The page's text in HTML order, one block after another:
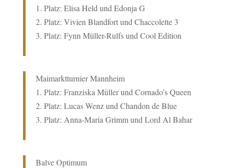
1. Platz: Elisa Held und Edonja G
2. Platz: Vivien Blandfort und Chaccolette 3
3. Platz: Fynn Müller-Rulfs und Cool Edition
Maimarktturnier Mannheim
1. Platz: Franziska Müller und Cornado’s Queen
2. Platz: Lucas Wenz und Chandon de Blue
3. Platz: Anna-Maria Grimm und Lord Al Bahar
Balve Optimum